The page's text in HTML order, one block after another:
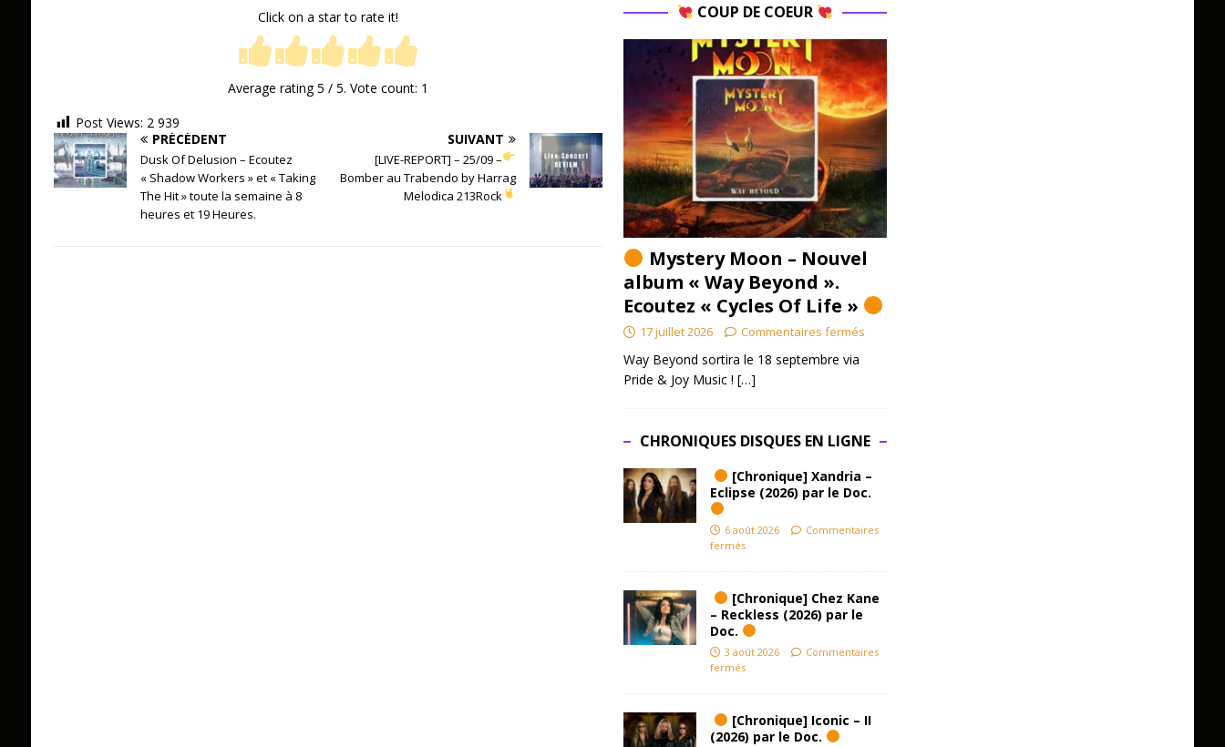
Click on a star to rate it!
Average rating5 / 5. Vote count: 1
Post Views: 2 939
PRÉCÉDENT
Dusk Of Delusion – Ecoutez
« Shadow Workers » et « Taking
The Hit » toute la semaine à 8
heures et 19 Heures.
SUIVANT
[LIVE-REPORT] – 25/09 –
Bomber au Trabendo by Harrag
Melodica 213Rock
COUP DE COEUR
Mystery Moon – Nouvel
album « Way Beyond ».
Ecoutez « Cycles Of Life »
17 juillet 2026 Commentaires fermés
Way Beyond sortira le 18 septembre via
Pride & Joy Music ! […]
CHRONIQUES DISQUES EN LIGNE
[Chronique] Xandria –
Eclipse (2026) par le Doc.
6 août 2026
Commentaires
fermés
[Chronique] Chez Kane
– Reckless (2026) par le
Doc.
3 août 2026
Commentaires
fermés
[Chronique] Iconic – II
(2026) par le Doc.